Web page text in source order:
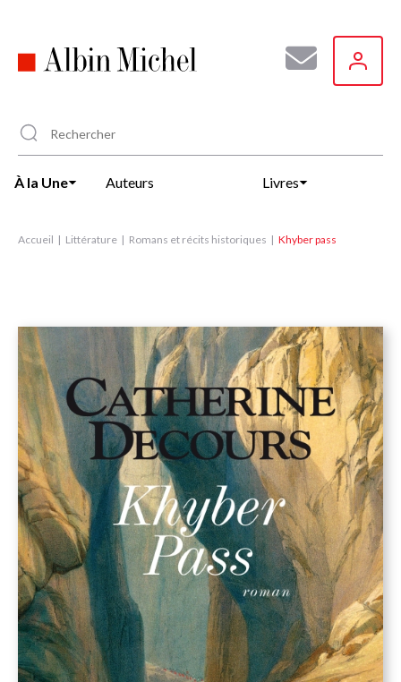
principal
À la Une Auteurs Livres
Accueil Littérature Romans et récits historiques Khyber pass